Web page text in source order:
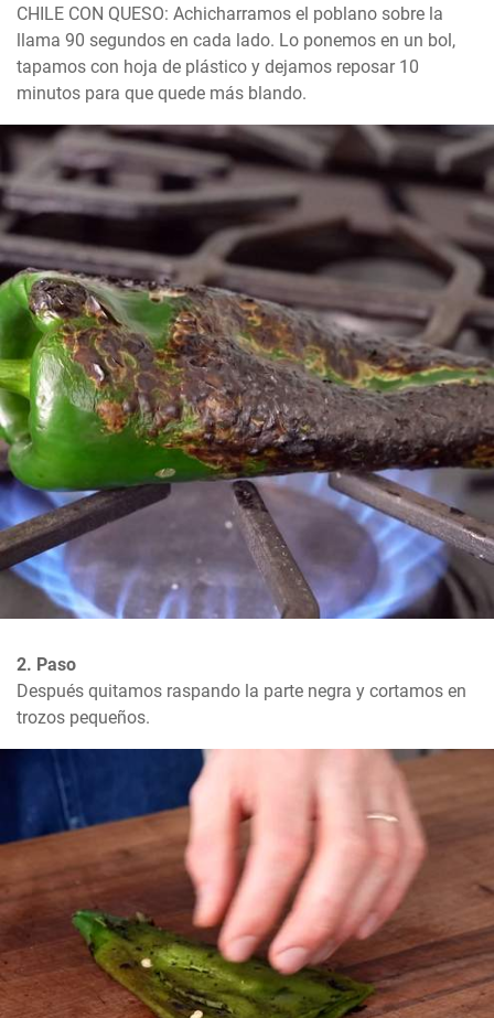
CHILE CON QUESO: Achicharramos el poblano sobre la
llama 90 segundos en cada lado. Lo ponemos en un bol,
tapamos con hoja de plástico y dejamos reposar 10
minutos para que quede más blando.
2. Paso
Después quitamos raspando la parte negra y cortamos en
trozos pequeños.